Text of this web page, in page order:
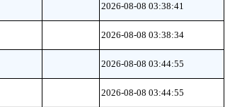
2026-08-08 03:38:41
2026-08-08 03:38:34
2026-08-08 03:44:55
2026-08-08 03:44:55